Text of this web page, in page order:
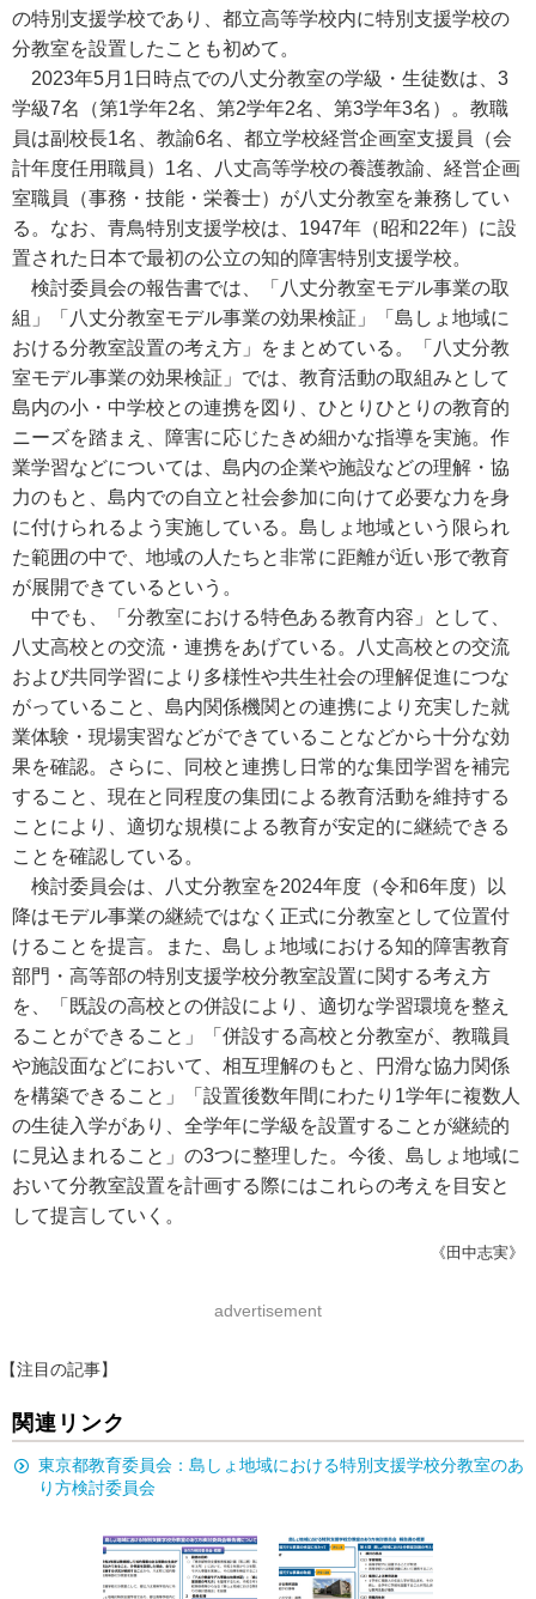
の特別支援学校であり、都立高等学校内に特別支援学校の
分教室を設置したことも初めて。
2023年5月1日時点での八丈分教室の学級・生徒数は、3
学級7名（第1学年2名、第2学年2名、第3学年3名）。教職
員は副校長1名、教諭6名、都立学校経営企画室支援員（会
計年度任用職員）1名、八丈高等学校の養護教諭、経営企画
室職員（事務・技能・栄養士）が八丈分教室を兼務してい
る。なお、青鳥特別支援学校は、1947年（昭和22年）に設
置された日本で最初の公立の知的障害特別支援学校。
検討委員会の報告書では、「八丈分教室モデル事業の取
組」「八丈分教室モデル事業の効果検証」「島しょ地域に
おける分教室設置の考え方」をまとめている。「八丈分教
室モデル事業の効果検証」では、教育活動の取組みとして
島内の小・中学校との連携を図り、ひとりひとりの教育的
ニーズを踏まえ、障害に応じたきめ細かな指導を実施。作
業学習などについては、島内の企業や施設などの理解・協
力のもと、島内での自立と社会参加に向けて必要な力を身
に付けられるよう実施している。島しょ地域という限られ
た範囲の中で、地域の人たちと非常に距離が近い形で教育
が展開できているという。
中でも、「分教室における特色ある教育内容」として、
八丈高校との交流・連携をあげている。八丈高校との交流
および共同学習により多様性や共生社会の理解促進につな
がっていること、島内関係機関との連携により充実した就
業体験・現場実習などができていることなどから十分な効
果を確認。さらに、同校と連携し日常的な集団学習を補完
すること、現在と同程度の集団による教育活動を維持する
ことにより、適切な規模による教育が安定的に継続できる
ことを確認している。
検討委員会は、八丈分教室を2024年度（令和6年度）以
降はモデル事業の継続ではなく正式に分教室として位置付
けることを提言。また、島しょ地域における知的障害教育
部門・高等部の特別支援学校分教室設置に関する考え方
を、「既設の高校との併設により、適切な学習環境を整え
ることができること」「併設する高校と分教室が、教職員
や施設面などにおいて、相互理解のもと、円滑な協力関係
を構築できること」「設置後数年間にわたり1学年に複数人
の生徒入学があり、全学年に学級を設置することが継続的
に見込まれること」の3つに整理した。今後、島しょ地域に
おいて分教室設置を計画する際にはこれらの考えを目安と
して提言していく。
《田中志実》
advertisement
【注目の記事】
関連リンク
東京都教育委員会：島しょ地域における特別支援学校分教室のあ
り方検討委員会